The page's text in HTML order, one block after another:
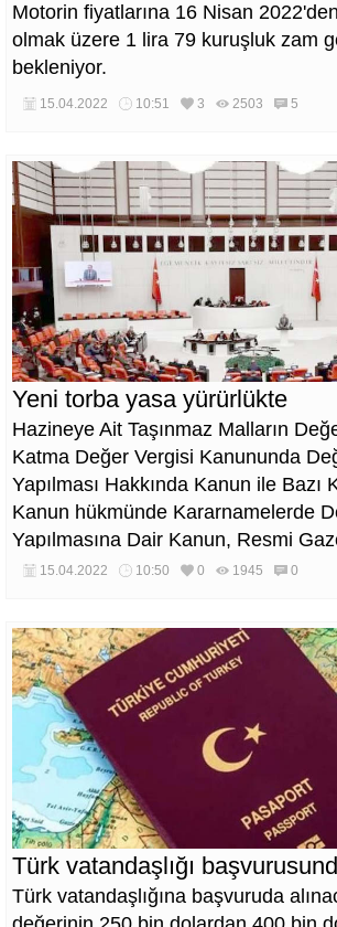
Motorin fiyatlarına 16 Nisan
olmak üzere 1 lira 79 kuruşluk zam
bekleniyor.
15.04.2022 10:51 3 2503 5
Yeni torba yasa yürürlükte
Hazineye Ait Taşınmaz Malların
Katma Değer Vergisi Kanununda
Yapılması Hakkında Kanun ile Bazı
Kanun hükmünde Kararnamelerde
Yapılmasına Dair Kanun, Resmi
yayımlandı.
15.04.2022 10:50 0 1945 0
Türk vatandaşlığı
Türk vatandaşlığına başvuruda